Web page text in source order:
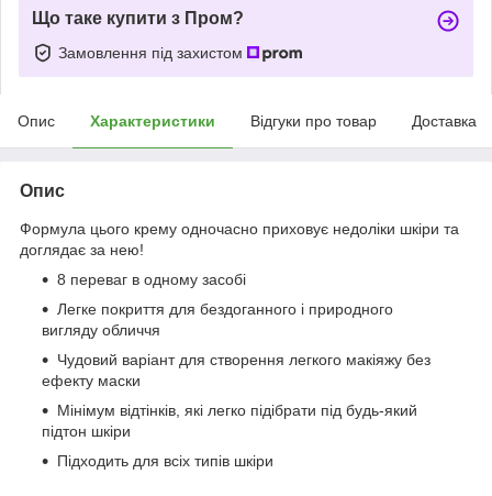
Що таке купити з Пром?
Замовлення під захистом
Опис Характеристики Відгуки про товар Доставка
Опис
Формула цього крему одночасно приховує недоліки шкіри та
доглядає за нею!
8 переваг в одному засобі
Легке покриття для бездоганного і природного
вигляду обличчя
Чудовий варіант для створення легкого макіяжу без
ефекту маски
Мінімум відтінків, які легко підібрати під будь-який
підтон шкіри
Підходить для всіх типів шкіри